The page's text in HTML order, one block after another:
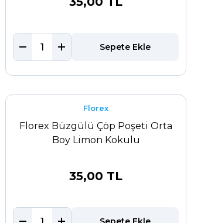
Sepete Ekle
Florex
Florex Büzgülü Çöp Poşeti Orta
Boy Limon Kokulu
35,00 TL